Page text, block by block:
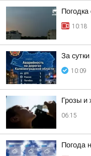
10:18
За
10:09
Грозы и
06:15
Погода